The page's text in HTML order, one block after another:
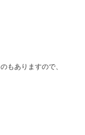
もありますので、